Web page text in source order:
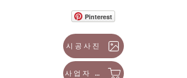
사업자 몰
시공사진
Pinterest